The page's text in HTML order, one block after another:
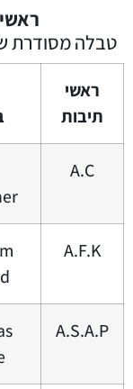
טבלה מסודרת
ראשי
תיבות
A.C
A.F.K
A.S.A.P